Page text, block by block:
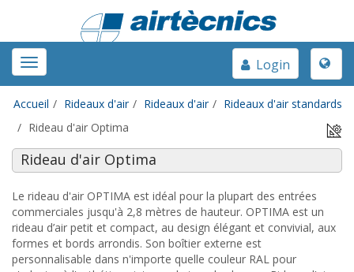
Toggle
navigation
Toggle
Login
Accueil Rideaux d'air Rideaux d'air
Rideaux d'air standards
Rideau d'air Optima
Rideau d'air Optima
Le rideau d'air OPTIMA est idéal pour la plupart des entrées
commerciales jusqu'à 2,8 mètres de hauteur. OPTIMA est un
rideau d’air petit et compact, au design élégant et convivial, aux
formes et bords arrondis. Son boîtier externe est
personnalisable dans n'importe quelle couleur RAL pour